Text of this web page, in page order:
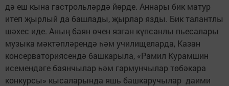
дә еш кына гастрольләрдә йөрде. Аннары бик матур
итеп җырлый да башлады, җырлар язды. Бик талантлы
шәхес иде. Аның баян өчен язган күпсанлы пьесалары
музыка мәктәпләрендә һәм училищеларда, Казан
консерваториясендә башкарыла, «Рамил Курамшин
исемендәге баянчылар һәм гармунчылар төбәкара
конкурсы» кысаларында яшь башкаручылар даими